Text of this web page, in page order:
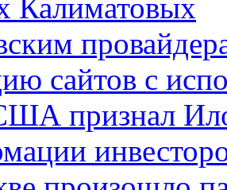
Калиматовых
сайтов с
признал